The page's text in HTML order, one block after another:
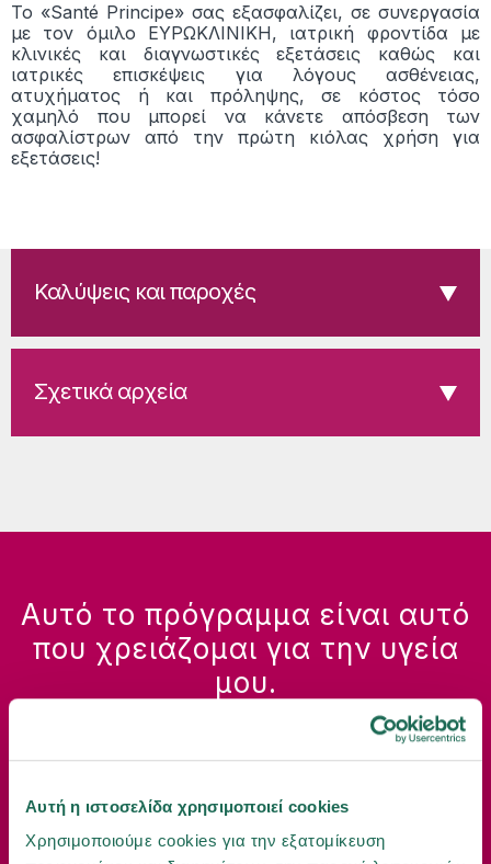
Αυτή η ιστοσελίδα χρησιμοποιεί cookies
Χρησιμοποιούμε cookies για την εξατομίκευση
Το «Santé Principe» σας εξασφαλίζει, σε συνεργασία
με τον όμιλο ΕΥΡΩΚΛΙΝΙΚΗ, ιατρική φροντίδα με
κλινικές και διαγνωστικές εξετάσεις καθώς και
ιατρικές επισκέψεις για λόγους ασθένειας,
ατυχήματος ή και πρόληψης, σε κόστος τόσο
χαμηλό που μπορεί να κάνετε απόσβεση των
ασφαλίστρων από την πρώτη κιόλας χρήση για
εξετάσεις!
Καλύψεις και παροχές
Σχετικά αρχεία
Αυτό το πρόγραμμα είναι αυτό
που χρειάζομαι για την υγεία
μου.